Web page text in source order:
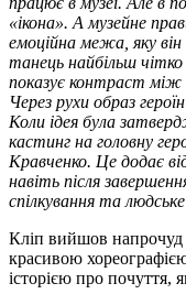
«ікона». А музейне
емоційна межа, яку
танець найбільш чітко
показує контраст між
Через рухи образ
Коли ідея була
кастинг на головну
Кравченко. Це додає
навіть після
спілкування та
Кліп вийшов напрочуд
красивою
історією про почуття,